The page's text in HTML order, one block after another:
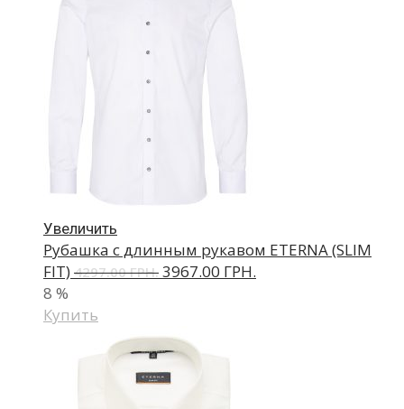
Увеличить
Рубашка с длинным рукавом ETERNA (SLIM
FIT) 4297.00 ГРН. 3967.00 ГРН.
8 %
Купить